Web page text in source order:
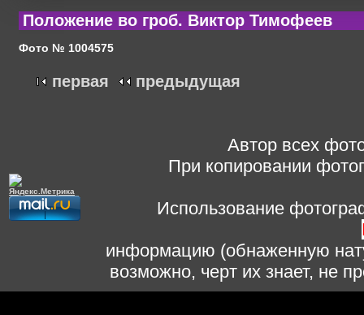
Положение во гроб. Виктор Тимофеев
Фото № 1004575
первая предыдущая
Автор всех
При копировании
Использование
информацию (обнаженную
возможно, черт их знает, не